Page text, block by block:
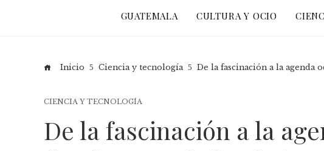
GUATEMALA CULTURA Y OCIO
Inicio Ciencia y tecnología De la fascinación a la agenda
CIENCIA Y TECNOLOGÍA
De la fascinación a la